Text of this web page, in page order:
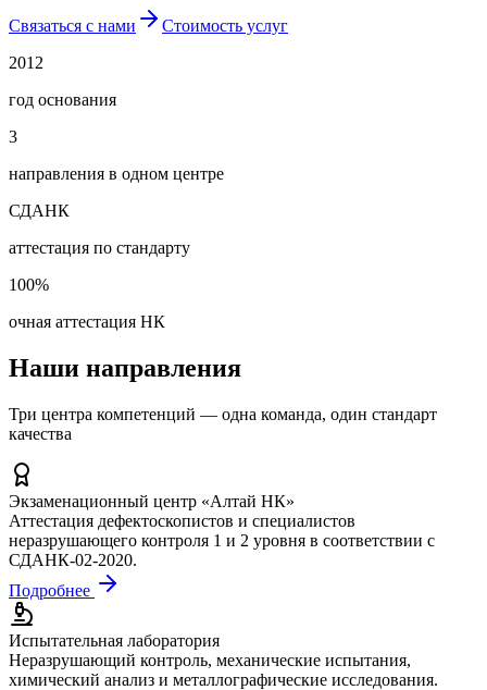
Связаться с нами
Стоимость услуг
2012
год основания
3
направления в одном центре
СДАНК
аттестация по стандарту
100%
очная аттестация НК
Наши направления
Три центра компетенций — одна команда, один стандарт
качества
Экзаменационный центр «Алтай НК»
Аттестация дефектоскопистов и специалистов
неразрушающего контроля 1 и 2 уровня в соответствии с
СДАНК-02-2020.
Подробнее
Испытательная лаборатория
Неразрушающий контроль, механические испытания,
химический анализ и металлографические исследования.